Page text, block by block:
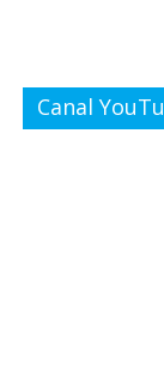
Canal